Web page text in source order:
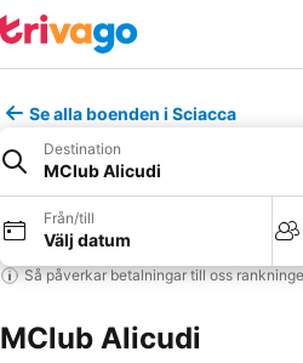
Se alla boenden i Sciacca
Destination
MClub Alicudi
Från/till
Välj datum
Så påverkar betalningar till oss
MClub Alicudi